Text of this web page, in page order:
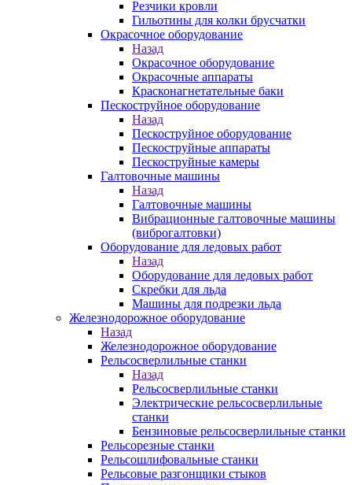
Резчики кровли
Гильотины для колки брусчатки
Окрасочное оборудование
Назад
Окрасочное оборудование
Окрасочные аппараты
Красконагнетательные баки
Пескоструйное оборудование
Назад
Пескоструйное оборудование
Пескоструйные аппараты
Пескоструйные камеры
Галтовочные машины
Назад
Галтовочные машины
Вибрационные галтовочные машины
(виброгалтовки)
Оборудование для ледовых работ
Назад
Оборудование для ледовых работ
Скребки для льда
Машины для подрезки льда
Железнодорожное оборудование
Назад
Железнодорожное оборудование
Рельсосверлильные станки
Назад
Рельсосверлильные станки
Электрические рельсосверлильные
станки
Бензиновые рельсосверлильные станки
Рельсорезные станки
Рельсошлифовальные станки
Рельсовые разгонщики стыков